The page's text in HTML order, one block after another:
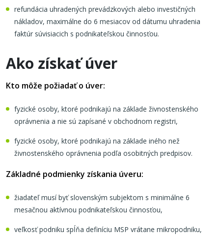
refundácia uhradených prevádzkových alebo investičných
nákladov, maximálne do 6 mesiacov od dátumu uhradenia
faktúr súvisiacich s podnikateľskou činnosťou.
Ako získať úver
Kto môže požiadať o úver:
fyzické osoby, ktoré podnikajú na základe živnostenského
oprávnenia a nie sú zapísané v obchodnom registri,
fyzické osoby, ktoré podnikajú na základe iného než
živnostenského oprávnenia podľa osobitných predpisov.
Základné podmienky získania úveru:
žiadateľ musí byť slovenským subjektom s minimálne 6
mesačnou aktívnou podnikateľskou činnosťou,
veľkosť podniku spĺňa definíciu MSP vrátane mikropodniku,